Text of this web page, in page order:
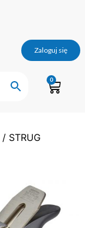
Zaloguj się
0
/ STRUG